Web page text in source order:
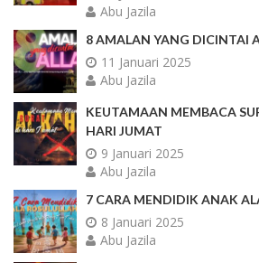
Abu Jazila
8 AMALAN YANG DICINTAI
11 Januari 2025
Abu Jazila
KEUTAMAAN MEMBACA
HARI JUMAT
9 Januari 2025
Abu Jazila
7 CARA MENDIDIK ANAK
8 Januari 2025
Abu Jazila